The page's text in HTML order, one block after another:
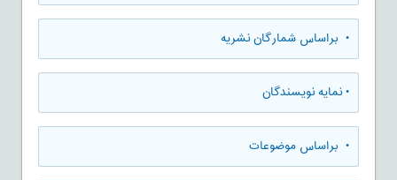
• براساس شمارگان نشریه
•نمایه نویسندگان
• براساس موضوعات